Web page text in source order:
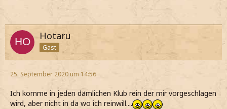
Hotaru
Gast
25. September 2020 um 14:56
Ich komme in jeden dämlichen Klub rein der mir vorgeschlagen
wird, aber nicht in da wo ich reinwill....